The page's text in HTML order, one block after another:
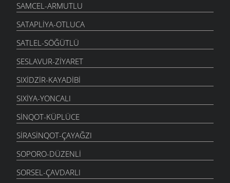
SAMCEL-ARMUTLU
SATAPLIYA-OTLUCA
SATLEL-SÖĞÜTLÜ
SESLAVUR-ZIYARET
SIXIDZIR-KAYADIBI
SIXIYA-YONCALI
SINQOT-KÜPLÜCE
SIRASINQOT-ÇAYAĞZI
SOPORO-DÜZENLI
SORSEL-ÇAVDARLI